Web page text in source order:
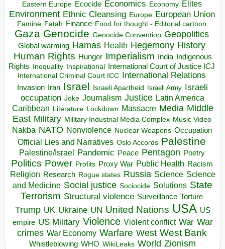
Eastern Europe Ecocide Economics Economy Elites
Environment Ethnic Cleansing Europe European Union
Famine Fatah Finance Food for thought - Editorial cartoon
Gaza Genocide Genocide Convention Geopolitics
Global warming Hamas Health Hegemony History
Human Rights Hunger Imperialism India Indigenous
Rights
Inequality Inspirational
International Court of Justice ICJ
International Criminal Court ICC International Relations
Invasion Iran Israel Israeli Apartheid Israeli Army Israeli
occupation Joke Journalism Justice Latin America
Caribbean
Literature Lockdown Massacre Media Middle
East Military Military Industrial Media Complex Music Video
Nakba NATO Nonviolence Nuclear Weapons Occupation
Official Lies and Narratives Oslo Accords Palestine
Palestine/Israel Pandemic Peace Pentagon Poetry
Politics Power Profits Proxy War Public Health Racism
Religion Research Rogue states Russia Science Science
and Medicine Social justice Sociocide Solutions State
Terrorism Structural violence Surveillance Torture
Trump UK Ukraine UN United Nations USA US
empire US Military Violence Violent conflict War War
crimes War Economy Warfare West West Bank
Whistleblowing WHO WikiLeaks World Zionism